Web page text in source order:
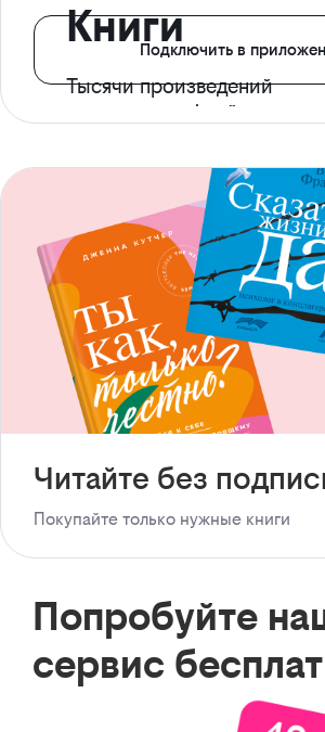
Книги
Тысячи произведений
с доступом офлайн
Подключить в
Читайте без
Покупайте только нужные книги
Попробуйте
сервис